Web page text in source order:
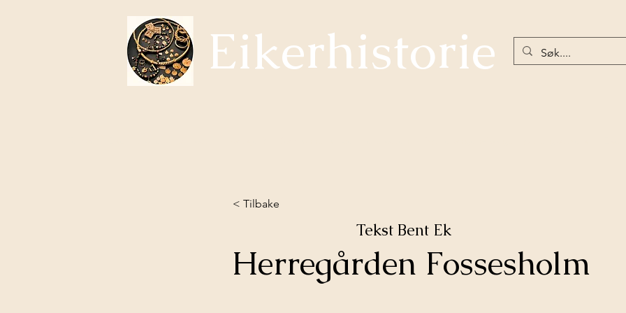
Eikerhistorie
< Tilbake
Tekst Bent Ek
Herregården Fossesholm